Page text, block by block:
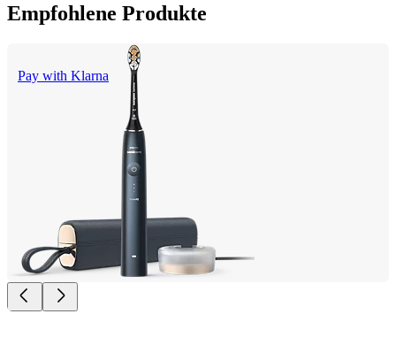
Empfohlene Produkte
Pay with Klarna